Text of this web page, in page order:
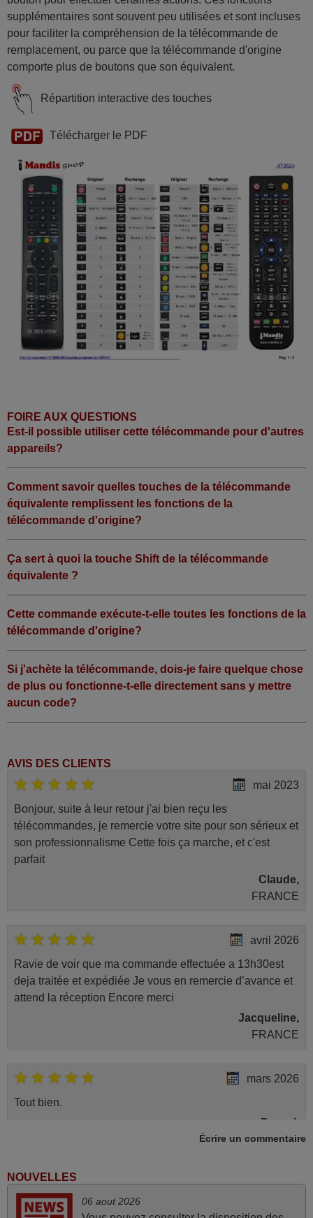
supplémentaires sont souvent peu utilisées et sont incluses
pour faciliter la compréhension de la télécommande de
remplacement, ou parce que la télécommande d'origine
comporte plus de boutons que son équivalent.
Répartition interactive des touches
Télécharger le PDF
FOIRE AUX QUESTIONS
Est-il possible utiliser cette télécommande pour d'autres
appareils?
Comment savoir quelles touches de la télécommande
équivalente remplissent les fonctions de la
télécommande d'origine?
Ça sert à quoi la touche Shift de la télécommande
équivalente ?
Cette commande exécute-t-elle toutes les fonctions de la
télécommande d'origine?
Si j'achète la télécommande, dois-je faire quelque chose
de plus ou fonctionne-t-elle directement sans y mettre
aucun code?
AVIS DES CLIENTS
mai 2023
Bonjour, suite à leur retour j'ai bien reçu les
télécommandes, je remercie votre site pour son sérieux et
son professionnalisme Cette fois ça marche, et c'est
parfait
Claude,
FRANCE
avril 2026
Ravie de voir que ma commande effectuée a 13h30est
deja traitée et expédiée Je vous en remercie d’avance et
attend la réception Encore merci
Jacqueline,
FRANCE
mars 2026
Tout bien.
Pascal,
FRANCE
mars 2026
Super Service
Écrire un commentaire
NOUVELLES
06 aout 2026